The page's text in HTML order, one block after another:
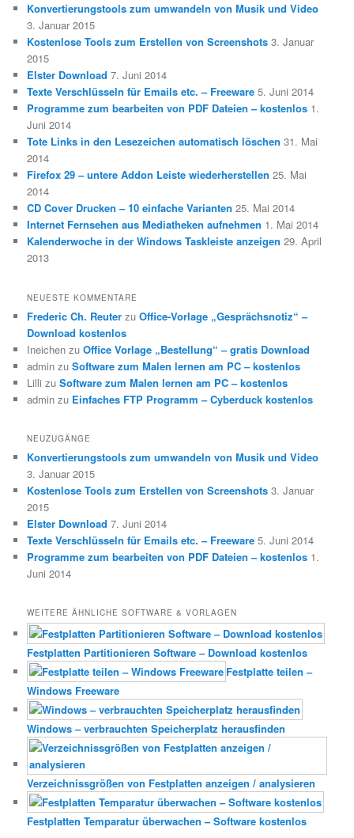
Konvertierungstools zum umwandeln von Musik und Video
3. Januar 2015
Kostenlose Tools zum Erstellen von Screenshots 3. Januar
2015
Elster Download 7. Juni 2014
Texte Verschlüsseln für Emails etc. – Freeware 5. Juni 2014
Programme zum bearbeiten von PDF Dateien – kostenlos 1.
Juni 2014
Tote Links in den Lesezeichen automatisch löschen 31. Mai
2014
Firefox 29 – untere Addon Leiste wiederherstellen 25. Mai
2014
CD Cover Drucken – 10 einfache Varianten 25. Mai 2014
Internet Fernsehen aus Mediatheken aufnehmen 1. Mai 2014
Kalenderwoche in der Windows Taskleiste anzeigen 29. April
2013
NEUESTE KOMMENTARE
Frederic Ch. Reuter zuOffice-Vorlage „Gesprächsnotiz“ –
Download kostenlos
Ineichen zuOffice Vorlage „Bestellung“ – gratis Download
admin zuSoftware zum Malen lernen am PC – kostenlos
Lilli zuSoftware zum Malen lernen am PC – kostenlos
admin zu Einfaches FTP Programm – Cyberduck kostenlos
NEUZUGÄNGE
Konvertierungstools zum umwandeln von Musik und Video
3. Januar 2015
Kostenlose Tools zum Erstellen von Screenshots 3. Januar
2015
Elster Download 7. Juni 2014
Texte Verschlüsseln für Emails etc. – Freeware 5. Juni 2014
Programme zum bearbeiten von PDF Dateien – kostenlos 1.
Juni 2014
WEITERE ÄHNLICHE SOFTWARE & VORLAGEN
Festplatten Partitionieren Software – Download kostenlos
Festplatte teilen –
Windows Freeware
Windows – verbrauchten Speicherplatz herausfinden
Verzeichnissgrößen von Festplatten anzeigen / analysieren
Festplatten Temparatur überwachen – Software kostenlos